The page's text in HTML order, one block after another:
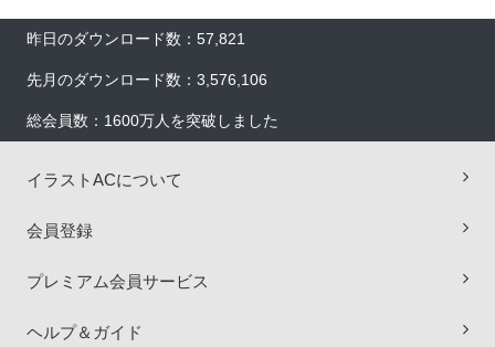
昨日のダウンロード数：57,821
先月のダウンロード数：3,576,106
総会員数：1600万人を突破しました
イラストACについて
会員登録
プレミアム会員サービス
ヘルプ＆ガイド